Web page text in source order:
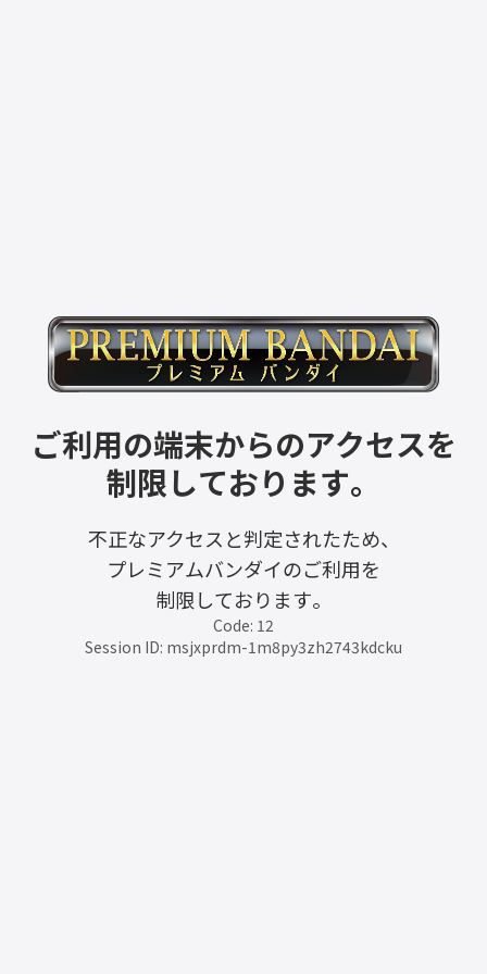
ご利用の端末からのアクセスを
制限しております。
不正なアクセスと判定されたため、
プレミアムバンダイのご利用を
制限しております。
Code: 12
Session ID: msjxprdm-1m8py3zh2743kdcku